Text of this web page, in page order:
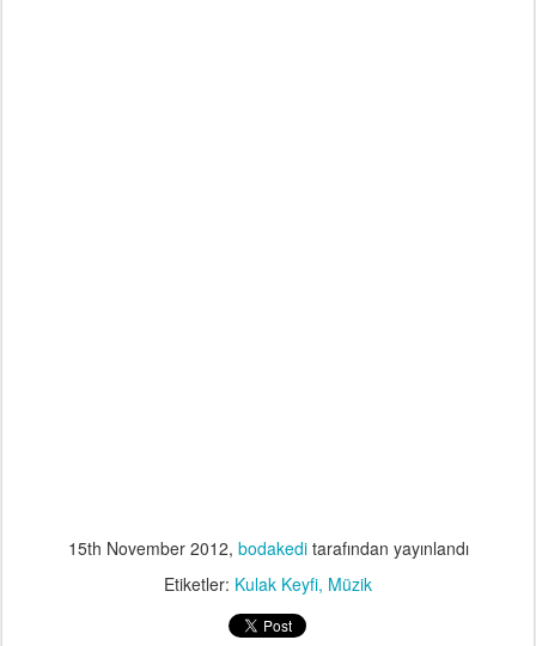
15th November 2012, bodakeditarafından yayınlandı
Etiketler: Kulak Keyfi Müzik